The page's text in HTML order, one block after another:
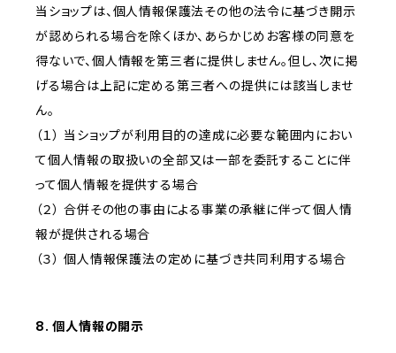
当ショップは、個人情報保護法その他の法令に基づき開示
が認められる場合を除くほか、あらかじめお客様の同意を
得ないで、個人情報を第三者に提供しません。但し、次に掲
げる場合は上記に定める第三者への提供には該当しませ
ん。
（１） 当ショップが利用目的の達成に必要な範囲内におい
て個人情報の取扱いの全部又は一部を委託することに伴
って個人情報を提供する場合
（２） 合併その他の事由による事業の承継に伴って個人情
報が提供される場合
（３） 個人情報保護法の定めに基づき共同利用する場合
8. 個人情報の開示